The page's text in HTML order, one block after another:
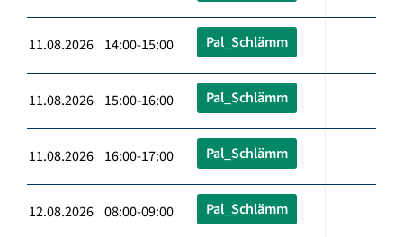
11.08.2026 14:00-15:00 Pal_Schlämm
11.08.2026 15:00-16:00 Pal_Schlämm
11.08.2026 16:00-17:00 Pal_Schlämm
12.08.2026 08:00-09:00 Pal_Schlämm